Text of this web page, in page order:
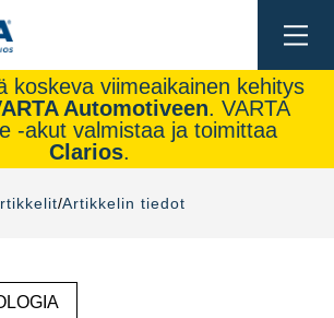
koskeva viimeaikainen kehitys
Automotiveen. VARTA
-akut valmistaa ja toimittaa
Clarios.
Artikkelin tiedot